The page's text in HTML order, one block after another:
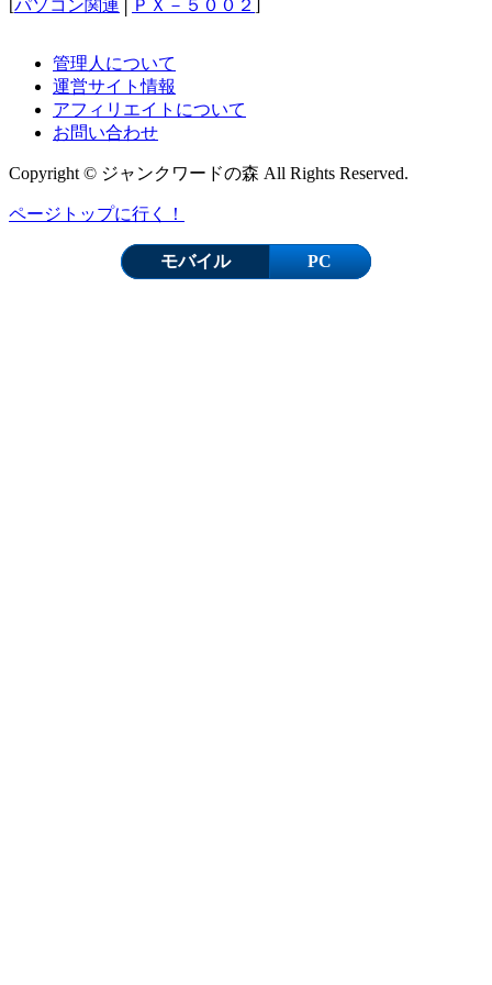
パソコン関連 ＰＸ－５００２
管理人について
運営サイト情報
アフィリエイトについて
お問い合わせ
Copyright © ジャンクワードの森 All Rights Reserved.
ページトップに行く！
モバイル PC